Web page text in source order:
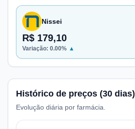
Nissei
R$ 179,10
Variação: 0.00% ▲
Histórico de preços (30 dias)
Evolução diária por farmácia.